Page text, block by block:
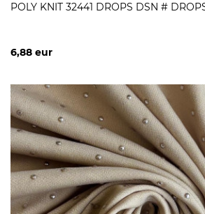
POLY KNIT 32441 DROPS DSN #
6,88 eur